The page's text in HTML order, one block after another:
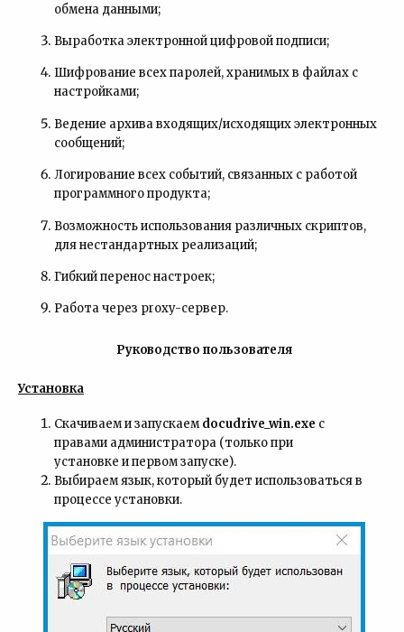
обмена данными;
Выработка электронной цифровой подписи;
Шифрование всех паролей, хранимых в файлах с
настройками;
Ведение архива входящих/исходящих электронных
сообщений;
Логирование всех событий, связанных с работой
программного продукта;
Возможность использования различных скриптов,
для нестандартных реализаций;
Гибкий перенос настроек;
Работа через proxy-сервер.
Руководство пользователя
Установка
Скачиваем и запускаемdocudrive_win.exe с
правами администратора (только при
установке и первом запуске).
Выбираем язык, который будет использоваться в
процессе установки.